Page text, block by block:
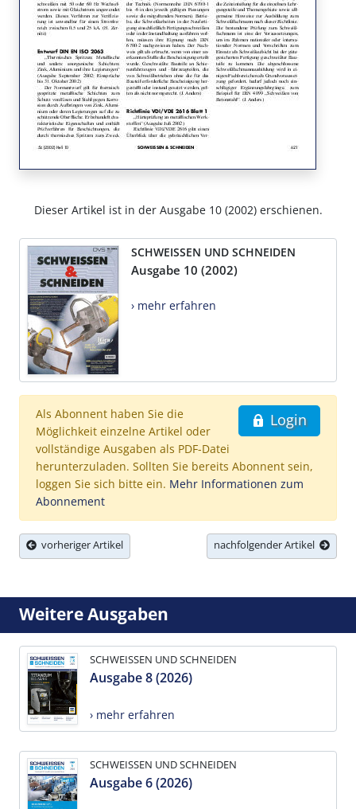
Dieser Artikel ist in der Ausgabe 10 (2002) erschienen.
SCHWEISSEN UND SCHNEIDEN
Ausgabe 10 (2002)
› mehr erfahren
Login
Als Abonnent haben Sie die
Möglichkeit einzelne Artikel oder
vollständige Ausgaben als PDF-Datei
herunterzuladen. Sollten Sie bereits Abonnent sein,
loggen Sie sich bitte ein. Mehr Informationen zum
Abonnement
vorheriger Artikel nachfolgender Artikel
Weitere Ausgaben
SCHWEISSEN UND SCHNEIDEN
Ausgabe 8 (2026)
› mehr erfahren
SCHWEISSEN UND SCHNEIDEN
Ausgabe 6 (2026)